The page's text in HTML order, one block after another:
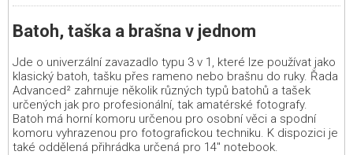
Batoh, taška a brašna v jednom
Jde o univerzální zavazadlo typu 3 v 1, které lze používat jako
klasický batoh, tašku přes rameno nebo brašnu do ruky. Řada
Advanced² zahrnuje několik různých typů batohů a tašek
určených jak pro profesionální, tak amatérské fotografy.
Batoh má horní komoru určenou pro osobní věci a spodní
komoru vyhrazenou pro fotografickou techniku. K dispozici je
také oddělená přihrádka určená pro 14" notebook.